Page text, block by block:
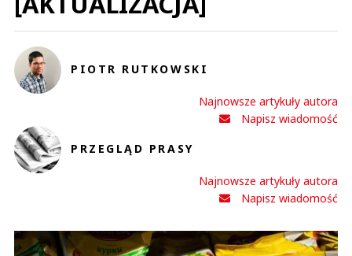
PIOTR RUTKOWSKI
Najnowsze artykuły autora
Napisz wiadomość
PRZEGLĄD PRASY
Najnowsze artykuły autora
Napisz wiadomość